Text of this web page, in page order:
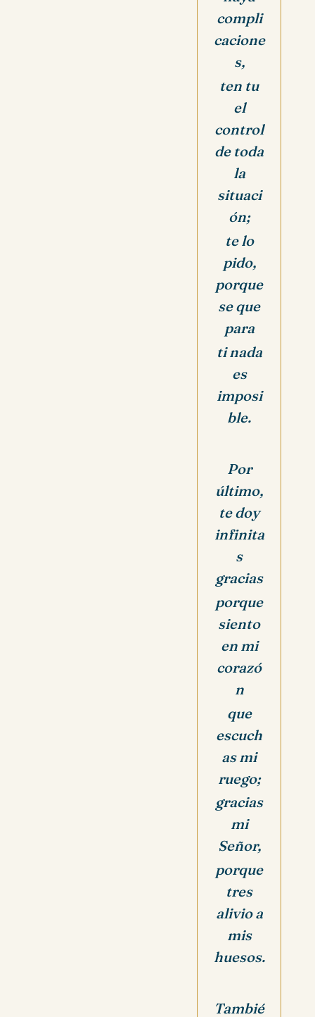
compli
cacione
s,
ten tu
el
control
de toda
la
situaci
ón;
te lo
pido,
porque
se que
para
ti nada
es
imposi
ble.
Por
último,
te doy
infinita
s
gracias
porque
siento
en mi
corazó
n
que
escuch
as mi
ruego;
gracias
mi
Señor,
porque
tres
alivio a
mis
huesos.
Tambié